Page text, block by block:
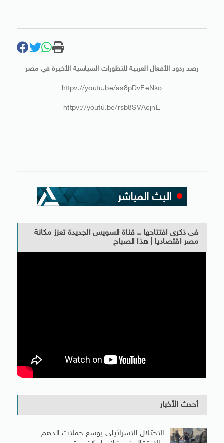
رصد ردود الأفعال العربية للتطورات السياسية الأخيرة في مصر
httpv://youtu.be/as8pDvEeNko
httpv://youtu.be/rsb8SVAcjnE
فى ذكرى افتتاحها .. قناة السويس الجديدة تعزز مكانة
مصر اقتصاديا | هذا الصباح
أحدث الأخبار
الاحتلال الإسرائيلى يوسع حملات الدهم